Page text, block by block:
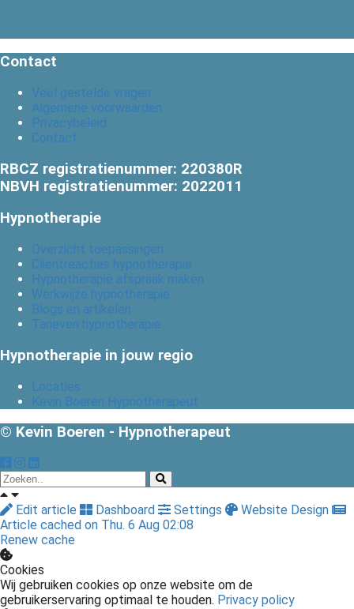
Contact
Veel gestelde vragen
Algemene voorwaarden
Privacybeleid
Contact
RBCZ registratienummer: 220380R
NBVH registratienummer: 2022011
Hypnotherapie
Overzicht toepassingen
Cliëntreacties hypnotherapie
Hypnotherapie afspraak maken
Werkwijze hypnotherapie
Blogs en artikelen
Tarieven hypnotherapie
Hypnotherapie in jouw regio
Locaties
Kevin Boeren Hypnotherapeut
© Kevin Boeren - Hypnotherapeut
Edit article Dashboard Settings
Website Design
Article cached on Thu. 6 Aug 02:08
Renew cache
Cookies
Wij gebruiken cookies op onze website om de
gebruikerservaring optimaal te houden. Privacy policy